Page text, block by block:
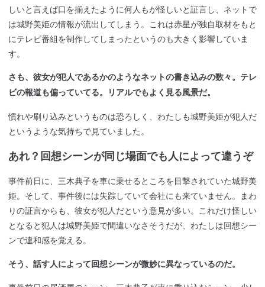
しいと言えば口を揃えたように何人もが怪しいと証言し、ネットで
は城野美姫の情報が流出してしまう。これは赤星が独自取材をもと
にテレビ番組を制作してしまったというのも大きく影響していま
す。
さも、彼女が犯人であるかのようなネットの書き込みの数々。テレ
ビの報道も偏っていてる。リアルでもよく見る風景だ。
慣れや刷り込みというものは恐ろしく、わたしも城野美姫が犯人だ
というような気持ちで見ていました。
あれ？回想シーンが同じ場面でも人によって違うぞ
事件前日に、三木典子を車に乗せるところを目撃されていた城野美
姫。そして、事件後には失踪していて会社にも来ていません。まわ
りの証言からも、彼女が犯人だという意見が多い。これだけ怪しい
となると犯人は城野美姫で間違いなさそうだが、わたしは回想シー
ンで違和感を覚える。
そう、話す人によって回想シーンが微妙に異なっているのだ。